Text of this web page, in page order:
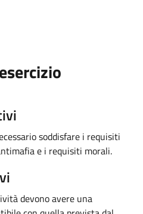
soddisfare i requisiti
e i requisiti morali.
devono avere una